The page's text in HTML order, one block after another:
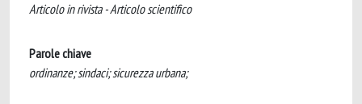
Articolo in rivista - Articolo scientifico
Parole chiave
ordinanze; sindaci; sicurezza urbana;